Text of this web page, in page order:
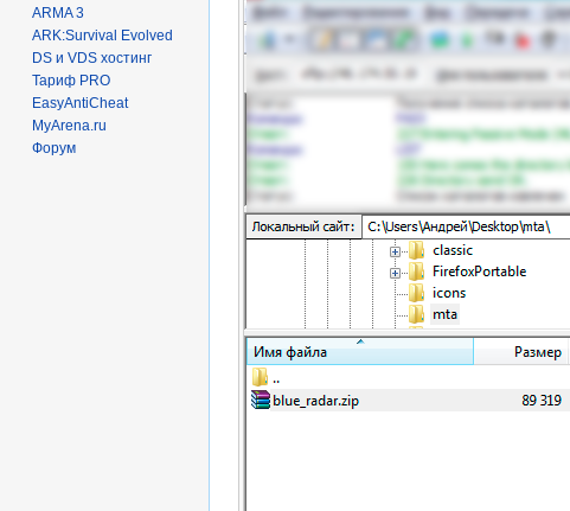
ARMA 3
ARK:Survival Evolved
DS и VDS хостинг
Тариф PRO
EasyAntiCheat
MyArena.ru
Форум